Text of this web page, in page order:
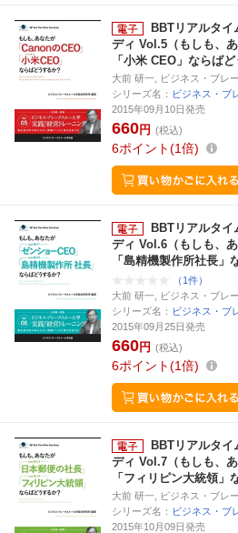
BBTリアルタイ
ディ Vol.5（もしも、
「小米 CEO」ならば
大前 研一, ビジネス・ブレ
シリーズ名： ビジネス・ブ
2015年09月10日発売
660円 (税込)
6ポイント 1倍
BBTリアルタイ
ディ Vol.6（もしも、
「島精機製作所社長」
（1件）
大前 研一, ビジネス・ブレ
シリーズ名： ビジネス・ブ
2015年09月25日発売
660円 (税込)
6ポイント 1倍
BBTリアルタイ
ディ Vol.7（もしも、
「フィリピン大統領」
大前 研一, ビジネス・ブレ
シリーズ名： ビジネス・ブ
2015年10月09日発売